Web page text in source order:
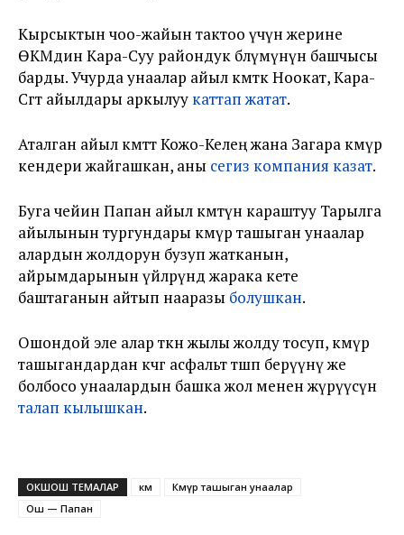
Кырсыктын чоо-жайын тактоо үчүн жерине
ӨКМдин Кара-Суу райондук бөлүмүнүн башчысы
барды. Учурда унаалар айыл өкмөткө Ноокат, Кара-
Сөгөт айылдары аркылуу каттап жатат.
Аталган айыл өкмөттө Кожо-Келең жана Загара көмүр
кендери жайгашкан, аны сегиз компания казат.
Буга чейин Папан айыл өкмөтүнө караштуу Тарылга
айылынын тургундары көмүр ташыган унаалар
алардын жолдорун бузуп жатканын,
айрымдарынын үйлөрүндө жарака кете
баштаганын айтып нааразы болушкан.
Ошондой эле алар өткөн жылы жолду тосуп, көмүр
ташыгандардан көчөгө асфальт төшөп берүүнү же
болбосо унаалардын башка жол менен жүрүүсүн
талап кылышкан.
ОКШОШ ТЕМАЛАР км
Көмүр ташыган унаалар
Ош — Папан